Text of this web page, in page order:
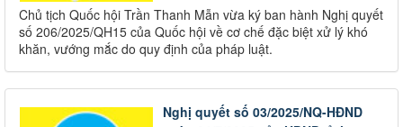
Chủ tịch Quốc hội Trần Thanh Mẫn vừa ký ban hành Nghị quyết
số 206/2025/QH15 của Quốc hội về cơ chế đặc biệt xử lý khó
khăn, vướng mắc do quy định của pháp luật.
Nghị quyết số 03/2025/NQ-HĐND